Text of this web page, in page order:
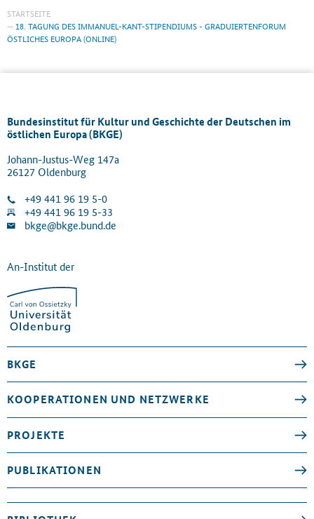
STARTSEITE
18. TAGUNG DES IMMANUEL-KANT-STIPENDIUMS - GRADUIERTENFORUM
ÖSTLICHES EUROPA (ONLINE)
Bundesinstitut für Kultur und Geschichte der Deutschen im
östlichen Europa (BKGE)
Johann-Justus-Weg 147a
26127 Oldenburg
+49 441 96 19 5-0
+49 441 96 19 5-33
bkge@bkge.bund.de
An-Institut der
BKGE
KOOPERATIONEN UND NETZWERKE
PROJEKTE
PUBLIKATIONEN